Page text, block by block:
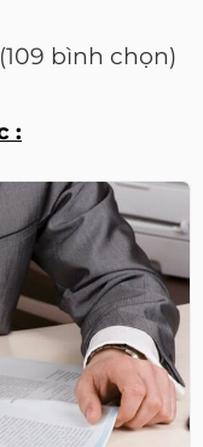
bình chọn)
: